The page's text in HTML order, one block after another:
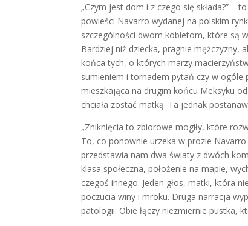
„Czym jest dom i z czego się składa?”
powieści Navarro wydanej na polskim
szczególności dwom kobietom, które są
Bardziej niż dziecka, pragnie mężczyzny,
końca tych, o których marzy
sumieniem i tornadem pytań czy w ogóle
mieszkająca na drugim końcu Meksyku
chciała zostać matką. Ta jednak
„Zniknięcia to zbiorowe mogiły, które
To, co ponownie urzeka w prozie
przedstawia nam dwa światy z dwóch
klasa społeczna, położenie na mapie,
czegoś innego. Jeden głos, matki, która
poczucia winy i mroku. Druga narracja
patologii. Obie łączy niezmiernie pustka,